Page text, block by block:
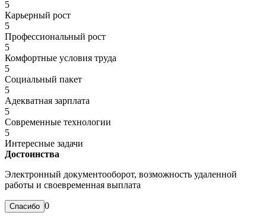
5
Карьерный рост
5
Профессиональный рост
5
Комфортные условия труда
5
Социальный пакет
5
Адекватная зарплата
5
Современные технологии
5
Интересные задачи
Достоинства
Электронный документооборот, возможность удаленной
работы и своевременная выплата
0